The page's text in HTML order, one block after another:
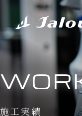
施工実績